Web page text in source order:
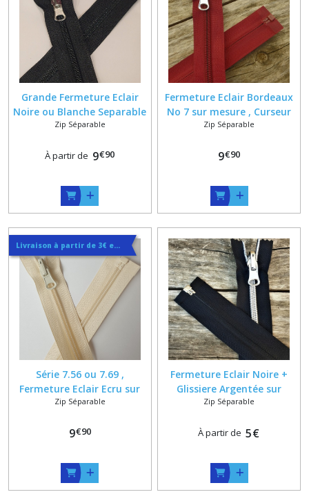
Grande Fermeture Eclair
Noire ou Blanche Separable
Reversible à Glissiere Spirale
200 cm
Zip Séparable
À partir de 9€90
Fermeture Eclair Bordeaux
No 7 sur mesure , Curseur
Argenté reversible ou
Zip Séparable
9€90
Livraison à partir de 3€ en courrier suivi
Série 7.56 ou 7.69 ,
Fermeture Eclair Ecru sur
mesure Classique ou
62 cm , 20 25 30 35 40 45 50
Zip Séparable
9€90
Fermeture Eclair Noire +
Glissiere Argentée sur
mesure Classique ou
62 cm
Zip Séparable
À partir de 5€